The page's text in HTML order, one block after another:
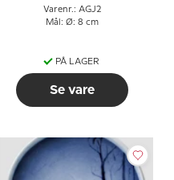
Varenr.: AGJ2
Mål: Ø: 8 cm
PÅ LAGER
Se vare